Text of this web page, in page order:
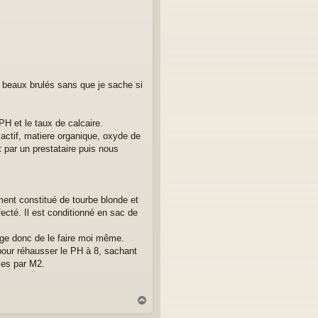
brulés sans que je sache si
et le taux de calcaire.
matiere organique, oxyde de
un prestataire puis nous
constitué de tourbe blonde et
Il est conditionné en sac de
donc de le faire moi même.
réhausser le PH à 8, sachant
par M2.